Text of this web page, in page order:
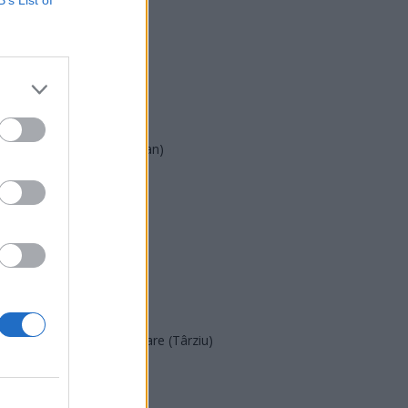
UDMR
PMP (Tomac)
Forța Dreptei (L. Orban)
REPER
SOS (Șoșoacă)
PACE (Peia)
Acțiunea Conservatoare (Târziu)